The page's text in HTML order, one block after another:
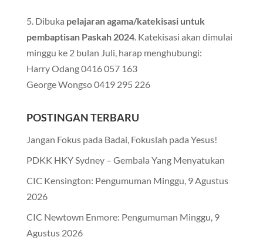
5. Dibuka pelajaran agama/katekisasi untuk
pembaptisan Paskah 2024. Katekisasi akan dimulai
minggu ke 2 bulan Juli, harap menghubungi:
Harry Odang 0416 057 163
George Wongso 0419 295 226
POSTINGAN TERBARU
Jangan Fokus pada Badai, Fokuslah pada Yesus!
PDKK HKY Sydney – Gembala Yang Menyatukan
CIC Kensington: Pengumuman Minggu, 9 Agustus
2026
CIC Newtown Enmore: Pengumuman Minggu, 9
Agustus 2026